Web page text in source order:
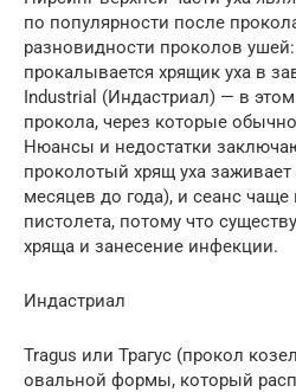
по популярности после
разновидности проколов
прокалывается хрящик уха в
Industrial (Индастриал) — в этом
прокола, через которые
Нюансы и недостатки
проколотый хрящ уха заживает
месяцев до года), и сеанс
пистолета, потому что
хряща и занесение инфекции.
Индастриал
Tragus или Трагус (прокол
овальной формы, который